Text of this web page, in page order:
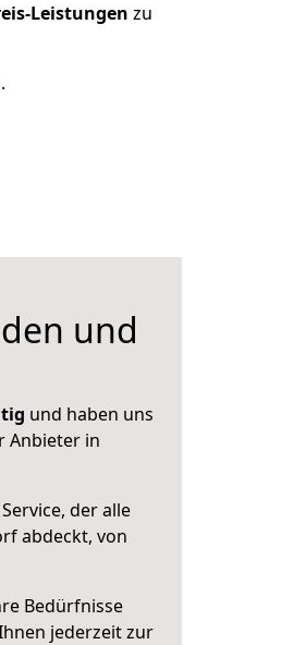
Leistungen zu
.
und
und haben uns
Anbieter in
der alle
abdeckt, von
Bedürfnisse
jederzeit zur